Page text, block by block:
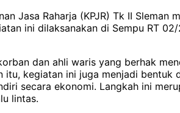
Jasa Raharja (KPJR) Tk II
ini dilaksanakan di Sempu RT
dan ahli waris yang berhak
kegiatan ini juga menjadi
secara ekonomi. Langkah ini
lintas.